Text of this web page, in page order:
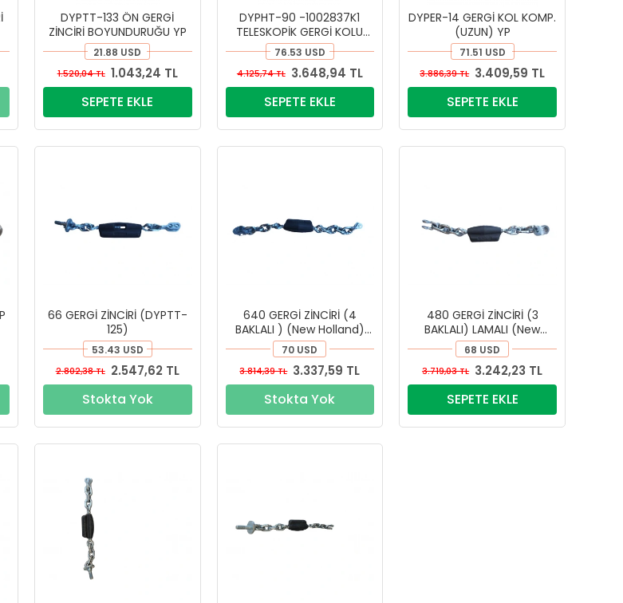
DYPTT-133 ÖN GERGİ
ZİNCİRİ BOYUNDURUĞU YP
21.88 USD
1.043,24 TL
1.520,04 TL
SEPETE EKLE
DYPHT-90 -1002837K1
TELESKOPİK GERGİ KOLU
KOMPLESİ
76.53 USD
3.648,94 TL
4.125,74 TL
SEPETE EKLE
DYPER-14 GERGİ KOL KOMP.
(UZUN) YP
71.51 USD
3.409,59 TL
3.886,39 TL
SEPETE EKLE
66 GERGİ ZİNCİRİ (DYPTT-
125)
53.43 USD
2.547,62 TL
2.802,38 TL
Stokta Yok
640 GERGİ ZİNCİRİ (4
BAKLALI ) (New Holland)
(DYPTT-121)
70 USD
3.337,59 TL
3.814,39 TL
Stokta Yok
480 GERGİ ZİNCİRİ (3
BAKLALI) LAMALI (New
Holland) (DYPTT-120)
68 USD
3.242,23 TL
3.719,03 TL
SEPETE EKLE